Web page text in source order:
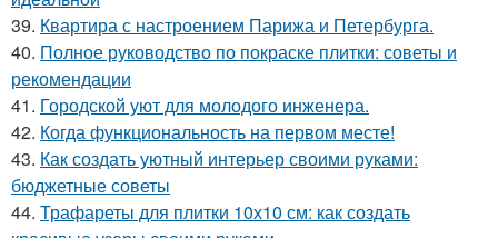
39. Квартира с настроением Парижа и Петербурга.
40. Полное руководство по покраске плитки: советы и
рекомендации
41. Городской уют для молодого инженера.
42. Когда функциональность на первом месте!
43. Как создать уютный интерьер своими руками:
бюджетные советы
44. Трафареты для плитки 10х10 см: как создать